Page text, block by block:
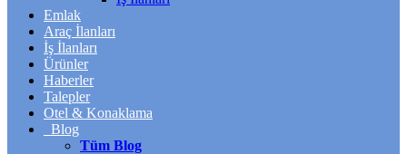
Emlak
Araç İlanları
İş İlanları
Ürünler
Haberler
Talepler
Otel & Konaklama
Blog
Tüm Blog